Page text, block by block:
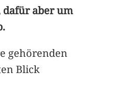
dafür aber um
gehörenden
Blick